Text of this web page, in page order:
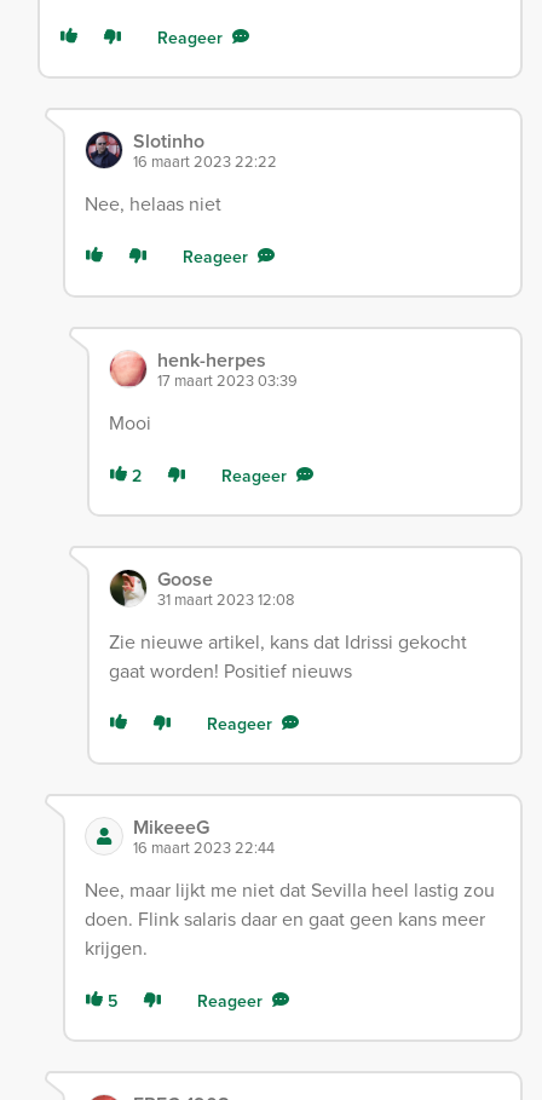
Reageer
Slotinho
16 maart 2023 22:22
Nee, helaas niet
Reageer
henk-herpes
17 maart 2023 03:39
Mooi
2 Reageer
Goose
31 maart 2023 12:08
Zie nieuwe artikel, kans dat Idrissi gekocht
gaat worden! Positief nieuws
Reageer
MikeeeG
16 maart 2023 22:44
Nee, maar lijkt me niet dat Sevilla heel lastig zou
doen. Flink salaris daar en gaat geen kans meer
krijgen.
5 Reageer